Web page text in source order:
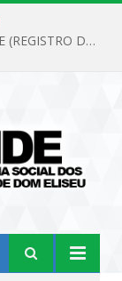
PREGÃO ELETRÔNICO Nº 02/2026-IPSEMDE (REGISTRO DE PREÇOS PARA FUTURA E EVENTUAL AQUISIÇÃO DE MATERIAL DE LIMPEZA E GÊNEROS ALIMENTÍCIOS PARA ATENDER AS NECESSIDADES DO INSTITUTO DE PREVIDÊNCIA SOCIAL DOS SERVIDORES MUNICIPAIS DE DOM ELISEU.)